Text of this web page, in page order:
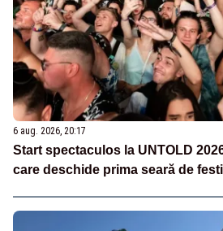
6 aug. 2026, 20:17
Start spectaculos la UNTOLD
care deschide prima seară de